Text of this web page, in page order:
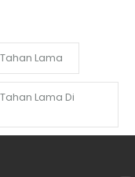
Lama
Lama Di